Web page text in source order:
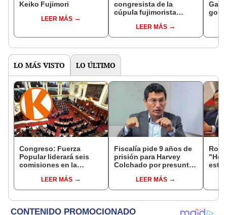
Keiko Fujimori
LEER MÁS
congresista de la
cúpula fujimorista
del SenadoLEER MÁS
LO MÁS VISTO LO ÚLTIMO
Congreso: Fuerza
Popular liderará seis
comisiones en la
LEER MÁS
Fiscalía pide 9 años de
prisión para Harvey
Colchado por presunta
incompatible y falsedad
ideológica
LEER MÁS